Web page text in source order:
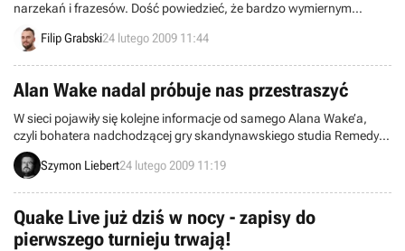
narzekań i frazesów. Dość powiedzieć, że bardzo wymiernym
efektem ekonomicznych zawirowań mogą być podwyżki cen gier –
pisaliśmy o tym jakiś czas temu, poświęciliśmy temu tematowi
Filip Grabski24 lutego 2009 11:44
Alan Wake nadal próbuje nas przestraszyć
W sieci pojawiły się kolejne informacje od samego Alana Wake’a,
czyli bohatera nadchodzącej gry skandynawskiego studia Remedy.
Jakiś czas temu otrzymaliśmy już dwie krótkie notki przypisywane
temu fikcyjnemu pisarzowi. Przybliżono w nich prawdopodobnie
wydarzeniach.
Szymon Liebert24 lutego 2009 11:19
Quake Live już dziś w nocy - zapisy do
pierwszego turnieju trwają!